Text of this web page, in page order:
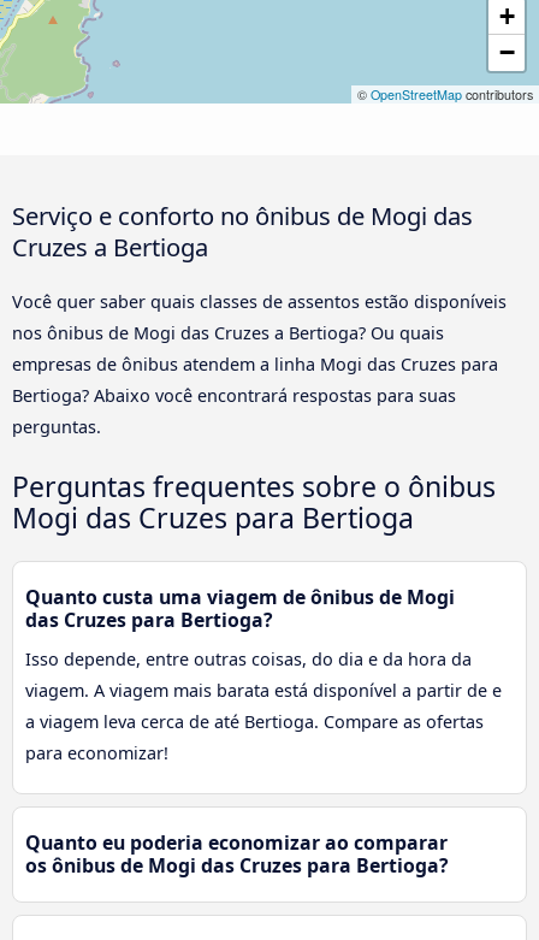
+
−
© OpenStreetMap contributors
Serviço e conforto no ônibus de Mogi das
Cruzes a Bertioga
Você quer saber quais classes de assentos estão disponíveis
nos ônibus de Mogi das Cruzes a Bertioga? Ou quais
empresas de ônibus atendem a linha Mogi das Cruzes para
Bertioga? Abaixo você encontrará respostas para suas
perguntas.
Perguntas frequentes sobre o ônibus
Mogi das Cruzes para Bertioga
Quanto custa uma viagem de ônibus de Mogi
das Cruzes para Bertioga?
Isso depende, entre outras coisas, do dia e da hora da
viagem. A viagem mais barata está disponível a partir de e
a viagem leva cerca de até Bertioga. Compare as ofertas
para economizar!
Quanto eu poderia economizar ao comparar
os ônibus de Mogi das Cruzes para Bertioga?